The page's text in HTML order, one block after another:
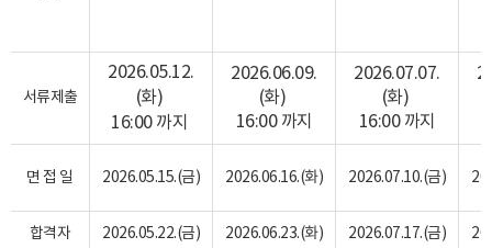
서류제출
2026.05.12.
(화)
16:00 까지
2026.06.09.
(화)
16:00 까지
2026.07.07.
(화)
16:00 까지
면 접 일 2026.05.15.(금) 2026.06.16.(화) 2026.07.10.(금)
합격자
2026.05.22.(금)
2026.06.23.(화)
2026.07.17.(금)